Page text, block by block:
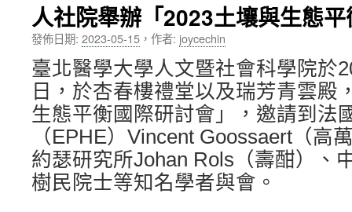
容人社院舉辦「2023土壤與生態
發佈日期: 2023-05-15 ， 作者: joycechin
臺北醫學大學人文暨社會科學院於
日，於杏春樓禮堂以及瑞芳青雲殿
生態平衡國際研討會」，邀請到法
（EPHE）Vincent Goossaert（高
約瑟研究所Johan Rols（壽酣）、
樹民院士等知名學者與會。